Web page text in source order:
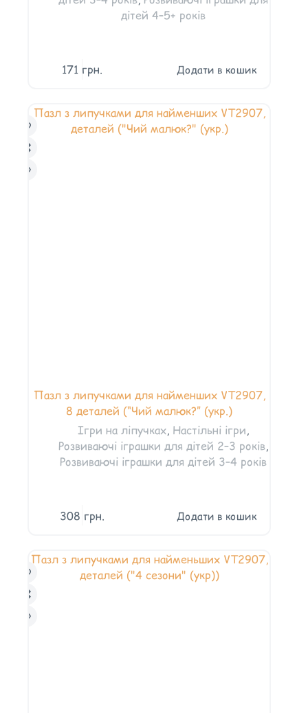
дітей 4–5+ років
171 грн. Додати в кошик
Пазл з липучками для найменших VT2907,
8 деталей (“Чий малюк?” (укр.)
Ігри на ліпучках, Настільні ігри,
Розвиваючі іграшки для дітей 2–3 років,
Розвиваючі іграшки для дітей 3–4 років
308 грн. Додати в кошик